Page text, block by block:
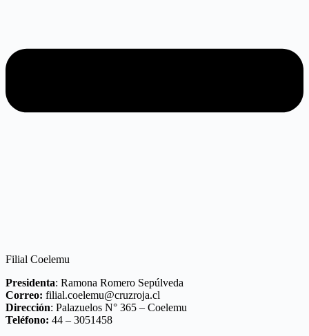
Filial Coelemu
Presidenta: Ramona Romero Sepúlveda
Correo: filial.coelemu@cruzroja.cl
Dirección: Palazuelos N° 365 – Coelemu
Teléfono: 44 – 3051458